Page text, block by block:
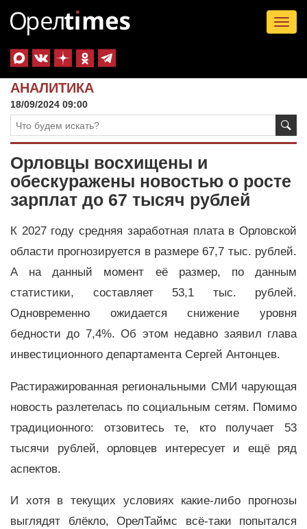
АНАЛИТИКА
18/09/2024 09:00
Орловцы восхищены и
обескуражены новостью о росте
зарплат до 67 тысяч рублей
К 2027 году средняя заработная плата в Орловской
области прогнозируется в размере 67,7 тыс. рублей.
А на данный момент её размер, по данным
статистики, составляет 53,1 тыс. рублей.
Одновременно ожидается снижение уровня
бедности до 7,4%. Об этом недавно заявил глава
инвестиционного департамента Сергей Антонцев.
Растиражированная региональными СМИ чарующая
новость разлетелась по социальным сетям. Помимо
традиционного: отзовитесь те, кто получает 53
тысячи рублей, орловцев интересует и ещё ряд
аспектов.
И хотя в текущих условиях какие-либо прогнозы
выглядят блёкло, ОрелТаймс всё-таки попытался